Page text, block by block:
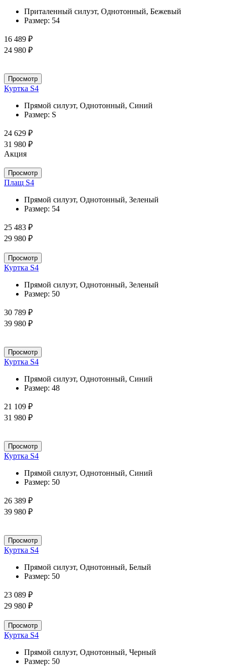
Приталенный силуэт, Однотонный, Бежевый
Размер: 54
16 489 ₽
24 980 ₽
Просмотр
Куртка S4
Прямой силуэт, Однотонный, Синий
Размер: S
24 629 ₽
31 980 ₽
Акция
Просмотр
Плащ S4
Прямой силуэт, Однотонный, Зеленый
Размер: 54
25 483 ₽
29 980 ₽
Просмотр
Куртка S4
Прямой силуэт, Однотонный, Зеленый
Размер: 50
30 789 ₽
39 980 ₽
Просмотр
Куртка S4
Прямой силуэт, Однотонный, Синий
Размер: 48
21 109 ₽
31 980 ₽
Просмотр
Куртка S4
Прямой силуэт, Однотонный, Синий
Размер: 50
26 389 ₽
39 980 ₽
Просмотр
Куртка S4
Прямой силуэт, Однотонный, Белый
Размер: 50
23 089 ₽
29 980 ₽
Просмотр
Куртка S4
Прямой силуэт, Однотонный, Черный
Размер: 50